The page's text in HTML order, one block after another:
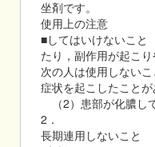
坐剤です。
使用上の注意
■してはいけないこと
たり，副作用が起こり
次の人は使用しない
症状を起こしたことが
（2）患部が化膿し
2．
長期連用しないこと